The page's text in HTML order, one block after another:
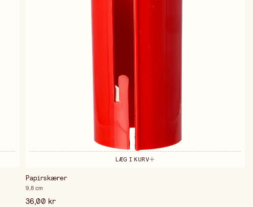
LÆG I KURV
Papirskærer
9,8 cm
36,00 kr